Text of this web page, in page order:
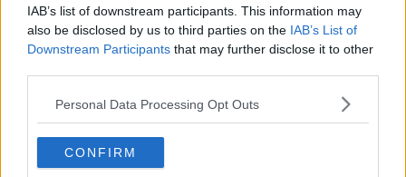
IAB’s list of downstream participants. This information may
also be disclosed by us to third parties on the IAB’s List of
Downstream Participants that may further disclose it to other
Personal Data Processing Opt Outs
CONFIRM
Se vuoi leggere le notizie principali della Toscana iscriviti alla
Newsletter QUInews - ToscanaMedia.Arriva gratis tutti i giorni
alle 20:00 direttamente nella tua casella di posta.
Basta cliccareQUI